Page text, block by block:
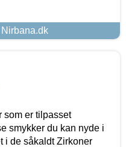
som er tilpasset
smykker du kan nyde i
i de såkaldt Zirkoner